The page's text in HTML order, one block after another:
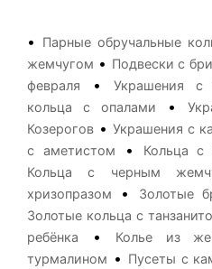
• Парные обручальные
жемчугом • Подвески с
февраля
• Украшения с
кольца с опалами
•
Козерогов • Украшения с
с аметистом
• Кольца с
Кольца с черным
хризопразом
• Золотые
Золотые кольца с
ребёнка
• Колье из
турмалином • Пусеты с